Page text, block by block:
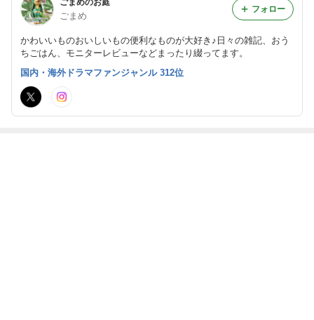
ごまめ
かわいいものおいしいもの便利なものが大好き♪日々の雑記、おう
ちごはん、モニターレビューなどまったり綴ってます。
フォロー
国内・海外ドラマファンジャンル 312位